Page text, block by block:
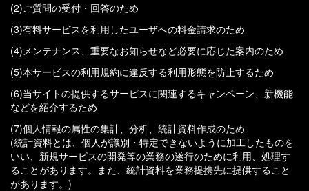
(2)ご質問の受付・回答のため
(3)有料サービスを利用したユーザへの料金請求のため
(4)メンテナンス、重要なお知らせなど必要に応じた案内のため
(5)本サービスの利用規約に違反する利用形態を防止するため
(6)当サイトの提供するサービスに関連するキャンペーン、新機能
などを紹介するため
(7)個人情報の属性の集計、分析、統計資料作成のため
(統計資料とは、個人が識別・特定できないように加工したものを
いい、新規サービスの開発等の業務の遂行のために利用、処理す
ることがあります。また、統計資料を業務提携先に提供すること
があります。)